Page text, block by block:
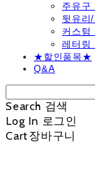
주유구
뒷유리
커스텀
레터링
★할인품목★
Q&A
Search 검색
Log In 로그인
Cart장바구니